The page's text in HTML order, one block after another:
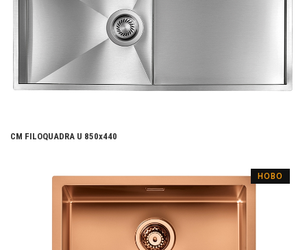
CM FILOQUADRA U 850x440
НОВО